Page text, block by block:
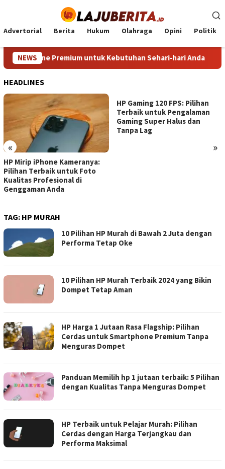
konten
Advertorial Berita Hukum Olahraga Opini Politik
NEWSPremium untuk Kebutuhan Sehari‑hari Anda
HEADLINES
« »
HP Mirip iPhone Kameranya:
Pilihan Terbaik untuk Foto
Kualitas Profesional di
Genggaman Anda
HP Gaming 120 FPS: Pilihan
Terbaik untuk Pengalaman
Gaming Super Halus dan
Tanpa Lag
TAG: HP MURAH
10 Pilihan HP Murah di Bawah 2 Juta dengan
Performa Tetap Oke
10 Pilihan HP Murah Terbaik 2024 yang Bikin
Dompet Tetap Aman
HP Harga 1 Jutaan Rasa Flagship: Pilihan
Cerdas untuk Smartphone Premium Tanpa
Menguras Dompet
Panduan Memilih hp 1 jutaan terbaik: 5 Pilihan
dengan Kualitas Tanpa Menguras Dompet
HP Terbaik untuk Pelajar Murah: Pilihan
Cerdas dengan Harga Terjangkau dan
Performa Maksimal